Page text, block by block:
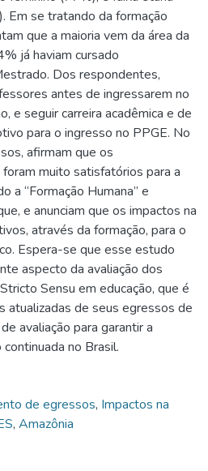
se tratando da formação
que a maioria vem da área da
já haviam cursado
Dos respondentes,
antes de ingressarem no
e seguir carreira acadêmica e de
para o ingresso no PPGE. No
afirmam que os
muito satisfatórios para a
a “Formação Humana” e
e anunciam que os impactos na
através da formação, para o
Espera-se que esse estudo
aspecto da avaliação dos
Sensu em educação, que é
atualizadas de seus egressos de
avaliação para garantir a
no Brasil.
de egressos, Impactos na
, Amazônia